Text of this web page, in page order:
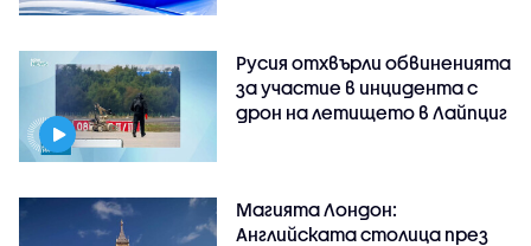
Русия отхвърли обвиненията
за участие в инцидента с
дрон на летището в Лайпциг
Магията Лондон:
Английската столица през